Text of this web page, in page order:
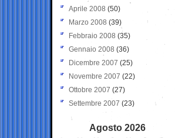
Aprile 2008 (50)
Marzo 2008 (39)
Febbraio 2008 (35)
Gennaio 2008 (36)
Dicembre 2007 (25)
Novembre 2007 (22)
Ottobre 2007 (27)
Settembre 2007 (23)
Agosto 2026